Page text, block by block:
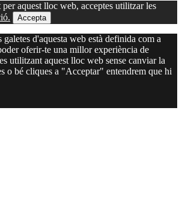
aquest lloc web, acceptes utilitzar les
Accepta
d'aquesta web està definida com a
oferir-te una millor experiència de
utilitzant aquest lloc web sense canviar la
o bé cliques a "Acceptar" entendrem que hi